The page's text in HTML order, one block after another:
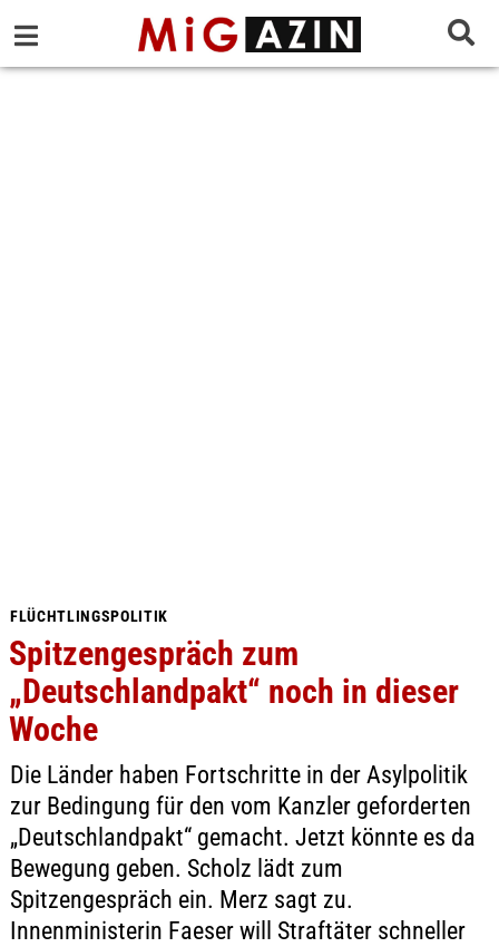
FLÜCHTLINGSPOLITIK
Spitzengespräch zum
„Deutschlandpakt“ noch in dieser
Woche
Die Länder haben Fortschritte in der Asylpolitik
zur Bedingung für den vom Kanzler geforderten
„Deutschlandpakt“ gemacht. Jetzt könnte es da
Bewegung geben. Scholz lädt zum
Spitzengespräch ein. Merz sagt zu.
Innenministerin Faeser will Straftäter schneller